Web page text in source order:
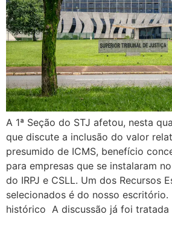
A 1ª Seção do STJ afetou, nesta
que discute a inclusão do valor
presumido de ICMS, benefício
para empresas que se instalaram
do IRPJ e CSLL. Um dos Recursos
selecionados é do nosso
histórico A discussão já foi tratada